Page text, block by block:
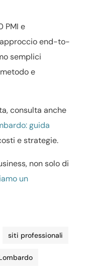
PMI e
end-to-
semplici
e
consulta anche
guida
e strategie.
non solo di
un
siti professionali